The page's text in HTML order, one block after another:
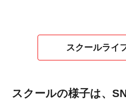
スクールライ
スクールの様子は、